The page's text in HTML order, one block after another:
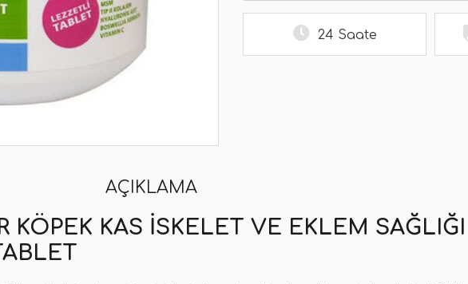
24 Saate
AÇIKLAMA
KÖPEK KAS İSKELET VE EKLEM SAĞLIĞI